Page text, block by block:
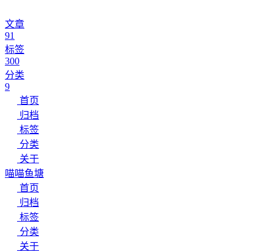
文章
91
标签
300
分类
9
首页
归档
标签
分类
关于
喵喵鱼塘
首页
归档
标签
分类
关于